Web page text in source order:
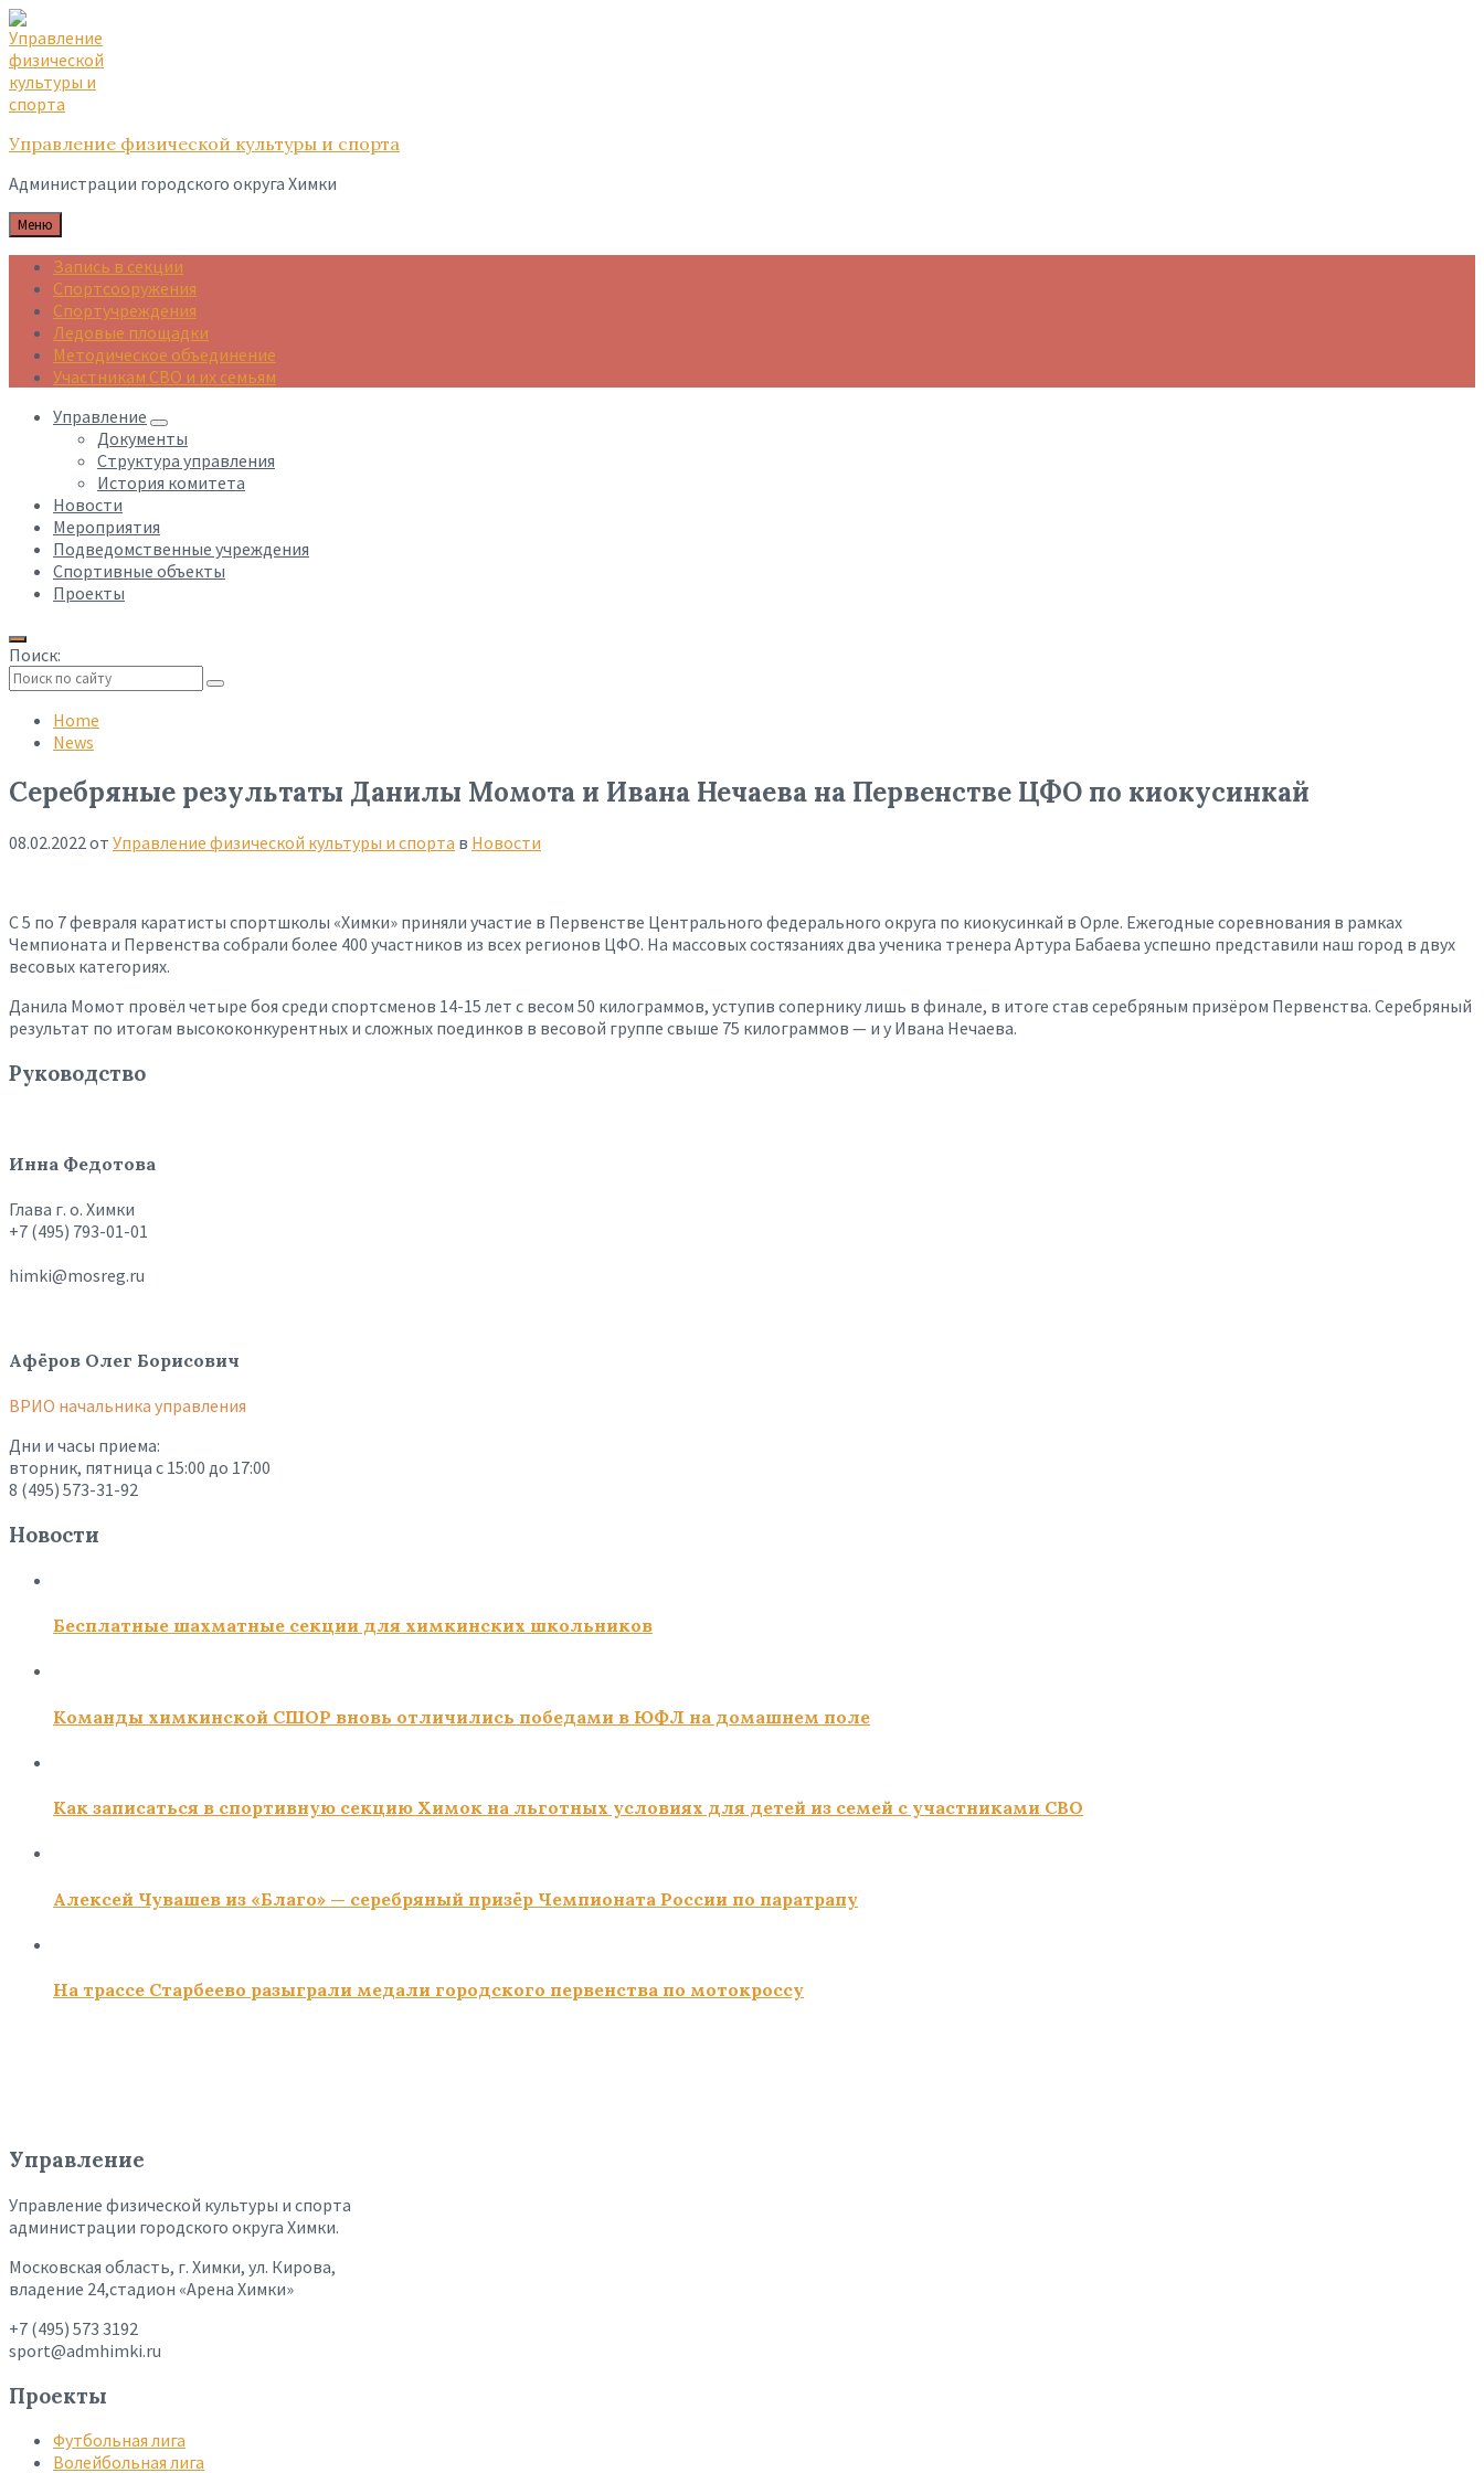
Skip
to
content
Skip
to
main
navigation
Skip
to
footer
Управление физической культуры и спорта
Администрации городского округа Химки
Меню
Запись в секции
Спортсооружения
Спортучреждения
Ледовые площадки
Методическое объединение
Участникам СВО и их семьям
Управление
Документы
Структура управления
История комитета
Новости
Мероприятия
Подведомственные учреждения
Спортивные объекты
Проекты
Поиск:
search
Home
News
Серебряные результаты Данилы Момота и Ивана Нечаева на Первенстве ЦФО по киокусинкай
08.02.2022 от Управление физической культуры и спорта в Новости
С 5 по 7 февраля каратисты спортшколы «Химки» приняли участие в Первенстве Центрального федерального округа по киокусинкай в Орле. Ежегодные соревнования в рамках
Чемпионата и Первенства собрали более 400 участников из всех регионов ЦФО. На массовых состязаниях два ученика тренера Артура Бабаева успешно представили наш город в двух
весовых категориях.
Данила Момот провёл четыре боя среди спортсменов 14-15 лет с весом 50 килограммов, уступив сопернику лишь в финале, в итоге став серебряным призёром Первенства. Серебряный
результат по итогам высококонкурентных и сложных поединков в весовой группе свыше 75 килограммов — и у Ивана Нечаева.
Руководство
Инна Федотова
Глава г. о. Химки
+7 (495) 793-01-01
himki@mosreg.ru
Афёров Олег Борисович
ВРИО начальника управления
Дни и часы приема:
вторник, пятница с 15:00 до 17:00
8 (495) 573-31-92
Новости
Бесплатные шахматные секции для химкинских школьников
Команды химкинской СШОР вновь отличились победами в ЮФЛ на домашнем поле
Как записаться в спортивную секцию Химок на льготных условиях для детей из семей с участниками СВО
Алексей Чувашев из «Благо» — серебряный призёр Чемпионата России по паратрапу
На трассе Старбеево разыграли медали городского первенства по мотокроссу
Управление
Управление физической культуры и спорта
администрации городского округа Химки.
Московская область, г. Химки, ул. Кирова,
владение 24,стадион «Арена Химки»
+7 (495) 573 3192
sport@admhimki.ru
Проекты
Футбольная лига
Волейбольная лига